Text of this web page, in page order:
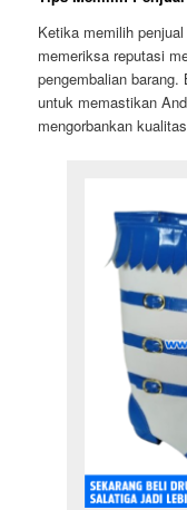
Ketika memilih
memeriksa reputasi
pengembalian barang.
untuk memastikan
mengorbankan